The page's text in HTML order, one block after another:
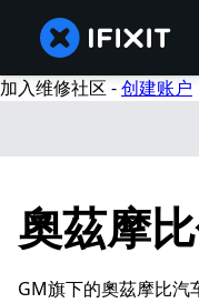
加入维修社区 -创建账户
奧茲摩
GM旗下的奧茲摩比汽